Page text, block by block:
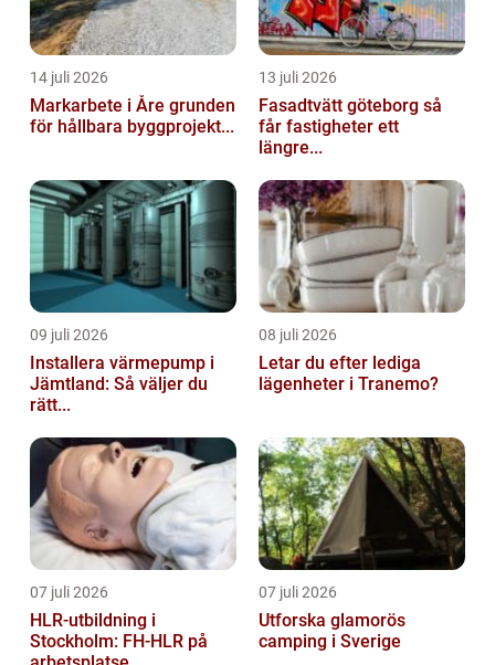
14 juli 2026
Markarbete i Åre grunden
för hållbara byggprojekt...
13 juli 2026
Fasadtvätt göteborg så
får fastigheter ett
längre...
09 juli 2026
Installera värmepump i
Jämtland: Så väljer du
rätt...
08 juli 2026
Letar du efter lediga
lägenheter i Tranemo?
07 juli 2026
HLR-utbildning i
Stockholm: FH-HLR på
07 juli 2026
Utforska glamorös
camping i Sverige